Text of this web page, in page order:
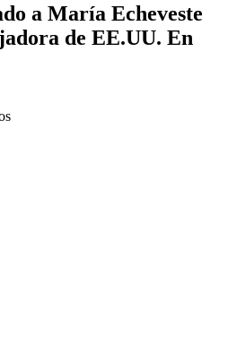
a María Echeveste
de EE.UU. En